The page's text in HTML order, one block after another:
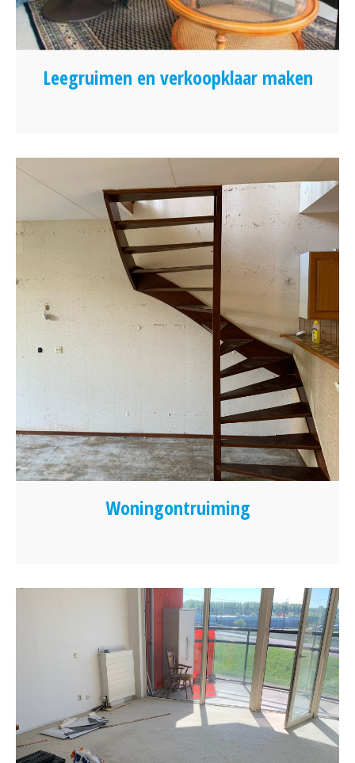
Leegruimen en verkoopklaar maken
Woningontruiming